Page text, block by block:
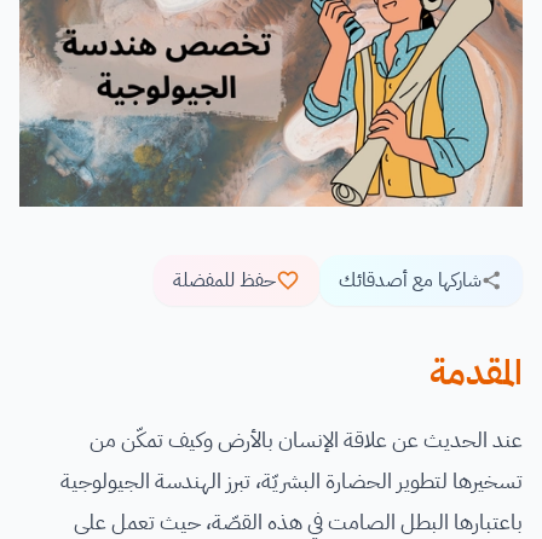
شاركها مع أصدقائك حفظ للمفضلة
المقدمة
عند الحديث عن علاقة الإنسان بالأرض وكيف تمكّن من
تسخيرها لتطوير الحضارة البشريّة، تبرز الهندسة الجيولوجية
باعتبارها البطل الصامت في هذه القصّة، حيث تعمل على